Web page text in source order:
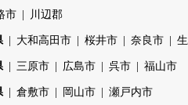
市 川辺郡
大和高田市 桜井市 奈良市
三原市 広島市 呉市 福山市
倉敷市 岡山市 瀬戸内市